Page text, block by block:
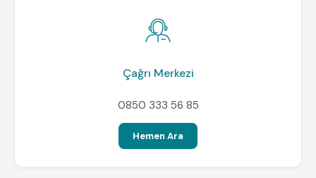
Çağrı Merkezi
0850 333 56 85
Hemen Ara